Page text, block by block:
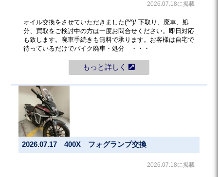
2026.07.18に掲載
オイル交換をさせていただきました(^^)/ 下取り、廃車、処
分、買取をご検討中の方は一度お問合せください。即日対応
も致します。廃車手続きも無料で承ります。お客様は自宅で
待っているだけでバイク廃車・処分 ・・・
もっと詳しく
2026.07.17 400X フォグランプ交換
2026.07.18に掲載